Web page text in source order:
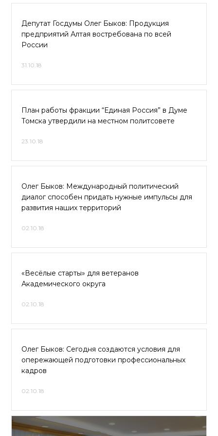
Депутат Госдумы Олег Быков: Продукция
предприятий Алтая востребована по всей
России
31.10.18
План работы фракции “Единая Россия” в Думе
Томска утвердили на местном политсовете
23.10.18
Олег Быков: Международный политический
диалог способен придать нужные импульсы для
развития наших территорий
02.10.18
«Весёлые старты» для ветеранов
Академического округа
02.10.18
Олег Быков: Сегодня создаются условия для
опережающей подготовки профессиональных
кадров
02.10.18